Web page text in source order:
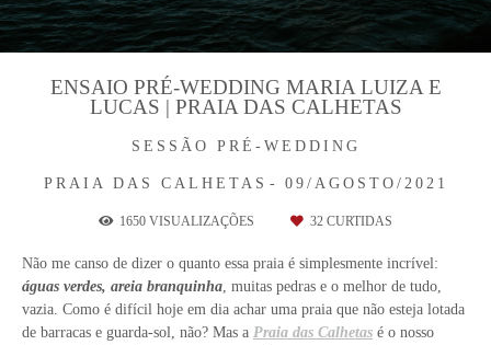
SESSÃO PRÉ-WEDDING
PRAIA DAS CALHETAS 09/AGOSTO/2021
ENSAIO PRÉ-WEDDING MARIA LUIZA E
LUCAS | PRAIA DAS CALHETAS
1650 VISUALIZAÇÕES 32 CURTIDAS
Não me canso de dizer o quanto essa praia é simplesmente incrível:
águas verdes, areia branquinha , muitas pedras e o melhor de tudo,
vazia. Como é difícil hoje em dia achar uma praia que não esteja lotada
de barracas e guarda-sol, não? Mas a Praia das Calhetas é o nosso